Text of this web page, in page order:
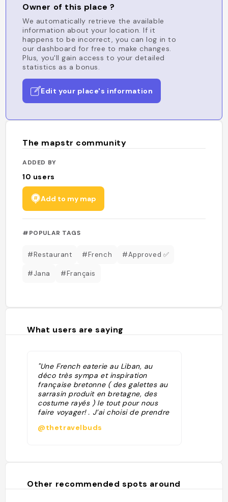
Owner of this place ?
We automatically retrieve the available
information about your location. If it
happens to be incorrect, you can log in to
our dashboard for free to make changes.
Plus, you'll gain access to your detailed
statistics as a bonus.
Edit your place's information
The mapstr community
ADDED BY
10 users
Add to my map
#POPULAR TAGS
#Restaurant #French #Approved ✅
#Jana #Français
What users are saying
"Une French eaterie au Liban, au
déco très sympa et inspiration
française bretonne ( des galettes au
sarrasin produit en bretagne, des
costume rayés ) le tout pour nous
faire voyager! . J’ai choisi de prendre
Kouign-Amann ( Une patisserie
@thetravelbuds
Other recommended spots around